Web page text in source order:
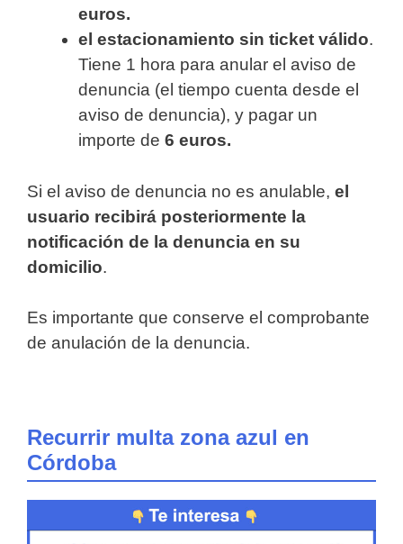
euros.
el estacionamiento sin ticket válido.
Tiene 1 hora para anular el aviso de
denuncia (el tiempo cuenta desde el
aviso de denuncia), y pagar un
importe de 6 euros.
Si el aviso de denuncia no es anulable, el
usuario recibirá posteriormente la
notificación de la denuncia en su
domicilio.
Es importante que conserve el comprobante
de anulación de la denuncia.
Recurrir multa zona azul en
Córdoba